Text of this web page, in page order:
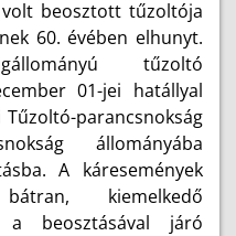
beosztott tűzoltója
60. évében elhunyt.
tűzoltó
01-jei hatállyal
parancsnokság
állományába
A káresemények
kiemelkedő
beosztásával járó